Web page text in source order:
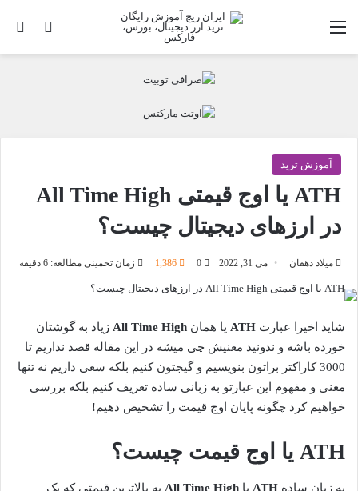
تغییر منو
آموزش ترید
ATH یا اوج قیمتی All Time High
در ارزهای دیجیتال چیست؟
میلاد دهقان می 31, 2022 0
1,386 زمان تخمینی مطالعه: 6 دقیقه
شاید اخیرا عبارت ATH یا همان All Time High زیاد به گوشتان
خورده باشه و ندونید معنیش چی میشه در این مقاله قصد نداریم تا
3000 کاراکتر براتون بنویسیم و گیجتون کنیم بلکه سعی داریم نه تنها
معنی و مفهوم این عبارتو به زبانی ساده تعریف کنیم بلکه بررسی
خواهیم کرد چگونه پایان اوج قیمت را تشخیص دهیم!
ATH یا اوج قیمت چیست؟
به زبان ساده ATH یا All Time High به بالاترین قیمتی که یک